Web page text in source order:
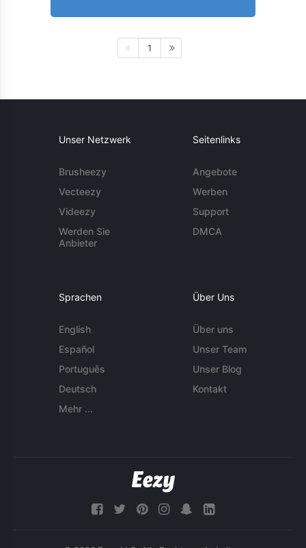
1
Unser Netzwerk
Brusheezy
Vecteezy
Videezy
Werden Sie
Anbieter
Seitenlinks
Angebote
Werben
Support
DMCA
Sprachen
English
Español
Português
Deutsch
Mehr ...
Über Uns
Über uns
Unser Team
Unser Blog
Kontakt